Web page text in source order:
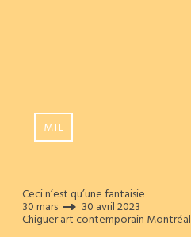
MTL
Ceci n’est qu’une fantaisie
30 mars 30 avril 2023
Chiguer art contemporain Montréal